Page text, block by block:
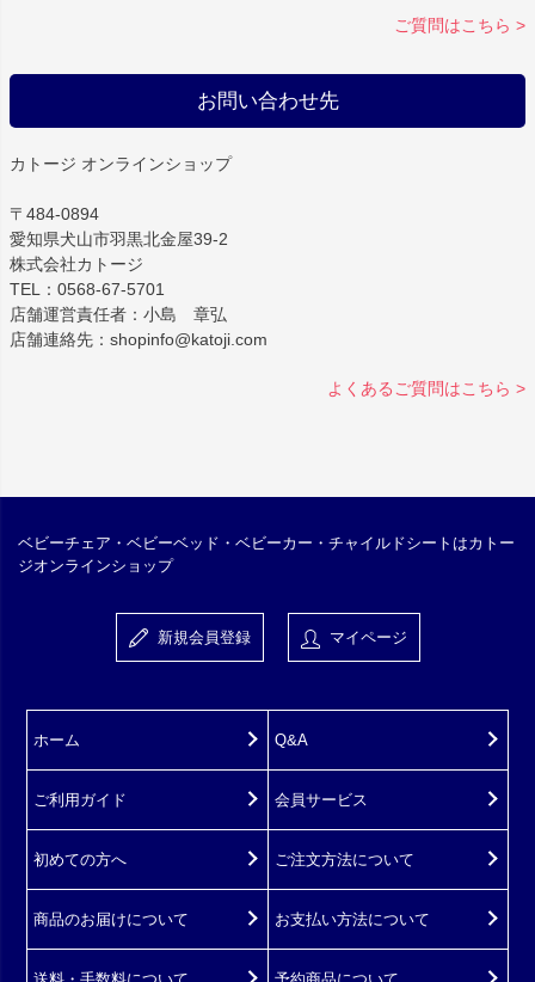
ご質問はこちら >
お問い合わせ先
カトージ オンラインショップ
〒484-0894
愛知県犬山市羽黒北金屋39-2
株式会社カトージ
TEL：0568-67-5701
店舗運営責任者：小島 章弘
店舗連絡先：shopinfo@katoji.com
よくあるご質問はこちら >
ベビーチェア・ベビーベッド・ベビーカー・チャイルドシートはカトー
ジオンラインショップ
新規会員登録 マイページ
ホーム
ご利用ガイド
初めての方へ
Q&A
会員サービス
ご注文方法について
商品のお届けについて お支払い方法について